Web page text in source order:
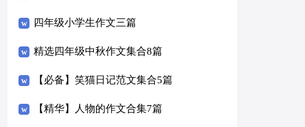
四年级小学生作文三篇
精选四年级中秋作文集合8篇
【必备】笑猫日记范文集合5篇
【精华】人物的作文合集7篇